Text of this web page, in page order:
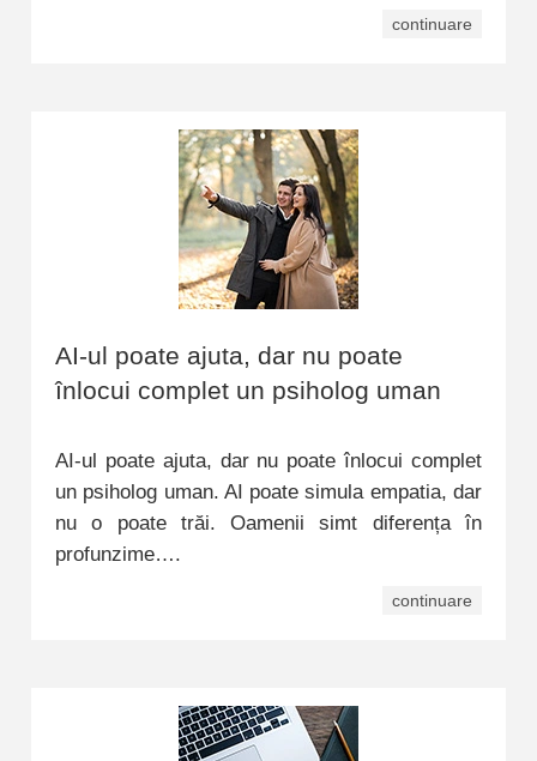
continuare
AI-ul poate ajuta, dar nu poate
înlocui complet un psiholog uman
AI-ul poate ajuta, dar nu poate înlocui complet
un psiholog uman. AI poate simula empatia, dar
nu o poate trăi. Oamenii simt diferența în
profunzime….
continuare